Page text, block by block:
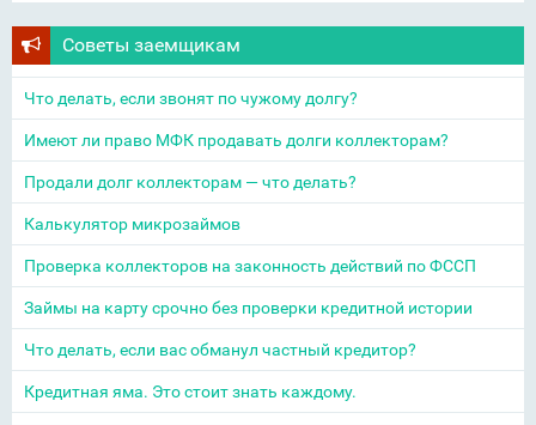
Советы заемщикам
Что делать, если звонят по чужому долгу?
Имеют ли право МФК продавать долги коллекторам?
Продали долг коллекторам — что делать?
Калькулятор микрозаймов
Проверка коллекторов на законность действий по ФССП
Займы на карту срочно без проверки кредитной истории
Что делать, если вас обманул частный кредитор?
Кредитная яма. Это стоит знать каждому.